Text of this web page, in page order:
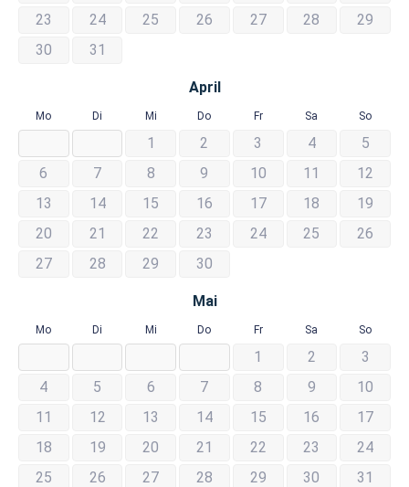
23
24 25 26 27 28
29
30
31
April
Mo Di Mi Do Fr Sa So
1 2 3 4
5
6
7 8 9 10 11
12
13
14 15 16 17 18
19
20
21 22 23 24 25
26
27
28 29 30
Mai
Mo Di Mi Do Fr Sa So
1 2
3
4
5 6 7 8 9
10
11
12 13 14 15 16
17
18
19 20 21 22 23
24
25
26 27 28 29 30 31